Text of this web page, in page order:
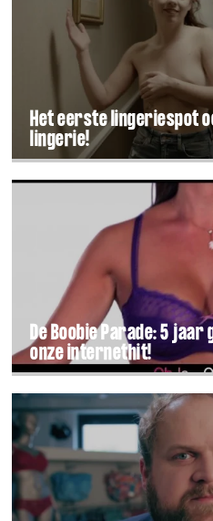
Het eerste lingeriespot
lingerie!
De Boobie Parade: 5
onze internethit!